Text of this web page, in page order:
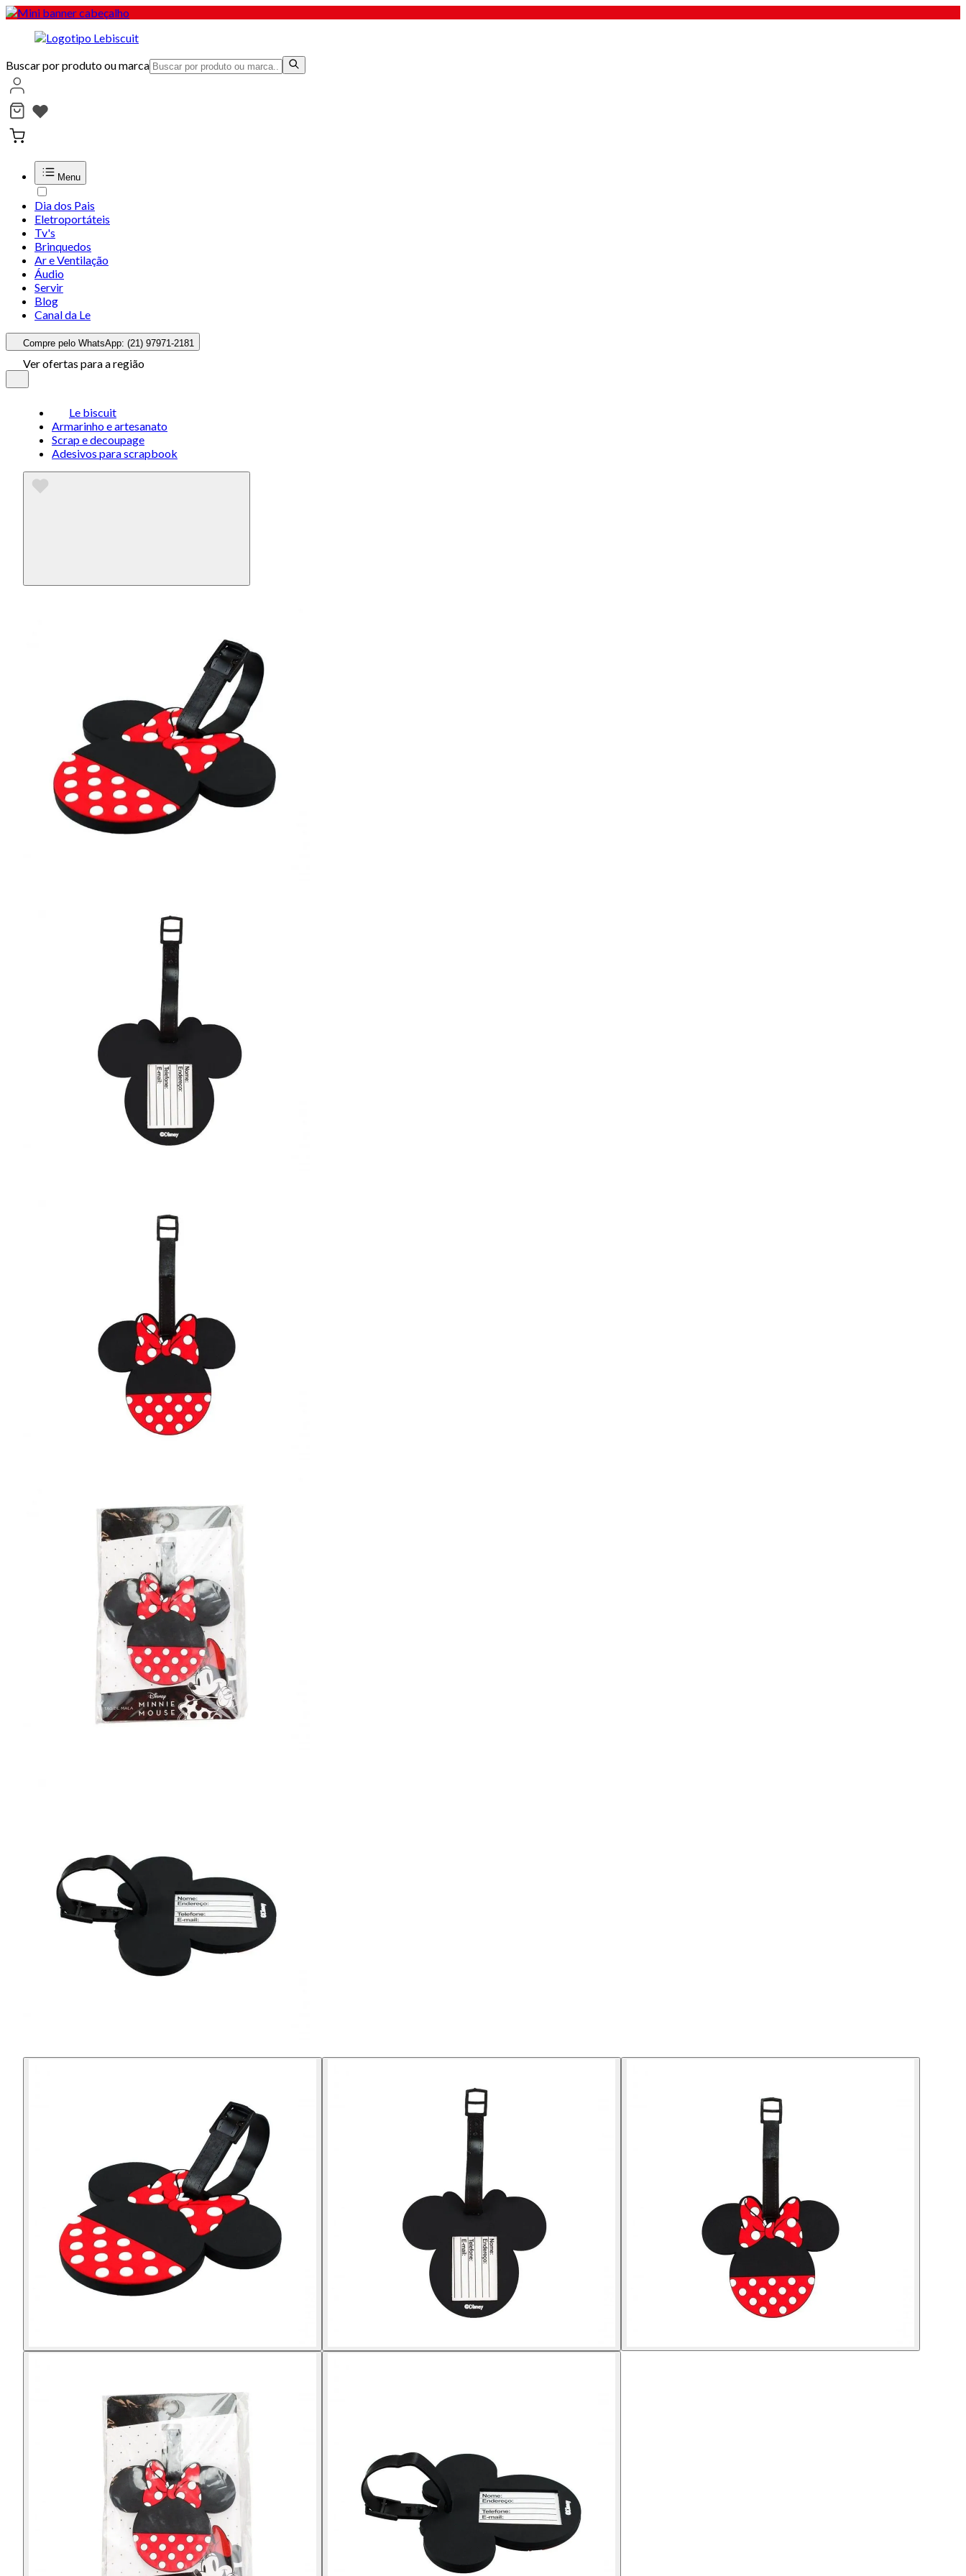
Buscar por produto ou marca
Menu
Dia dos Pais
Eletroportáteis
Tv's
Brinquedos
Ar e Ventilação
Áudio
Servir
Blog
Canal da Le
Compre pelo WhatsApp: (21) 97971-2181
Ver ofertas para a região
Le biscuit
Armarinho e artesanato
Scrap e decoupage
Adesivos para scrapbook